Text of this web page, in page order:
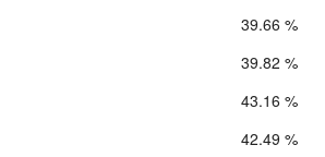
39.66 %
39.82 %
43.16 %
42.49 %